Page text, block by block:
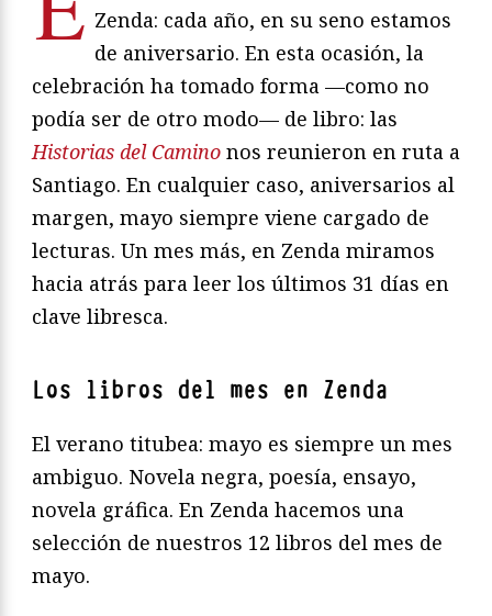
Zenda: cada año, en su seno estamos
de aniversario. En esta ocasión, la
celebración ha tomado forma —como no
podía ser de otro modo— de libro: las
Historias del Camino nos reunieron en ruta a
Santiago. En cualquier caso, aniversarios al
margen, mayo siempre viene cargado de
lecturas. Un mes más, en Zenda miramos
hacia atrás para leer los últimos 31 días en
clave libresca.
Los libros del mes en Zenda
El verano titubea: mayo es siempre un mes
ambiguo. Novela negra, poesía, ensayo,
novela gráfica. En Zenda hacemos una
selección de nuestros 12 libros del mes de
mayo.